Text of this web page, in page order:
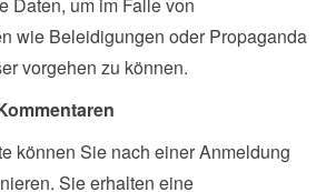
wie Beleidigungen oder Propaganda
vorgehen zu können.
können Sie nach einer Anmeldung
Sie erhalten eine